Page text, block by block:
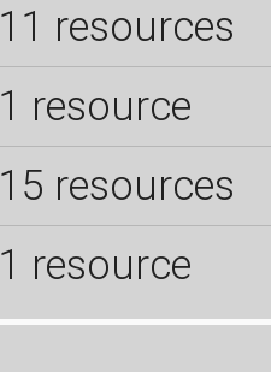
11 resources
1 resource
15 resources
1 resource